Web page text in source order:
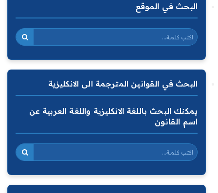
البحث في الموقع
البحث في القوانين المترجمة الى الانكليزية
يمكنك البحث باللغة الانكليزية واللغة العربية عن
اسم القانون